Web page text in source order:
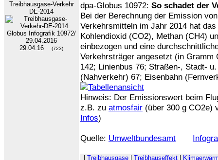
Treibhausgase-Verkehr
DE-2014
29.04.16 (723)
dpa-Globus 10972: So schadet der
Bei der Berechnung der Emission
Verkehrsmitteln im Jahr 2014 hat das
Kohlendioxid (CO2), Methan (CH4)
einbezogen und eine
Verkehrsträger angesetzt (in Gramm
142; Linienbus 76; Straßen-, Stadt-
(Nahverkehr) 67; Eisenbahn
Hinweis: Der Emissionswert beim
z.B. zu atmosfair (über 300 g
Infos)
Quelle: Umweltbundesamt
Treibhausgase| Treibhauseffekt|